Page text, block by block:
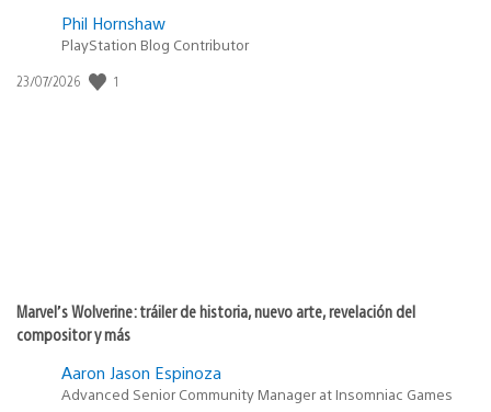
Phil Hornshaw
PlayStation Blog Contributor
Fecha
23/07/2026 1
Marvel’s Wolverine: tráiler de historia, nuevo arte, revelación del
compositor y más
Aaron Jason Espinoza
Advanced Senior Community Manager at Insomniac Games